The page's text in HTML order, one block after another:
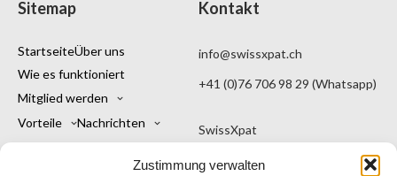
Zustimmung verwalten
Sitemap
StartseiteÜber uns
Wie es funktioniert
Mitglied werden
Vorteile
Nachrichten
Kontakt
Mein Konto
Kontakt
info@swissxpat.ch
+41 (0)76 706 98 29 (Whatsapp)
SwissXpat
Eine Marke von Kintu Sagl